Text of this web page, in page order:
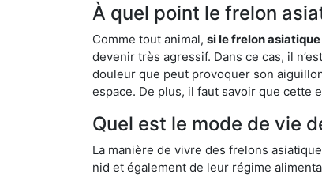
À quel point le frelon
Comme tout animal, si le frelon
devenir très agressif. Dans ce cas, il
douleur que peut provoquer son
espace. De plus, il faut savoir que cette
Quel est le mode de vie
La manière de vivre des frelons
nid et également de leur régime